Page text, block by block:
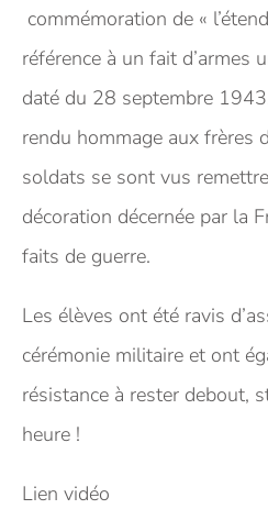
commémoration de «
référence à un fait d’armes
daté du 28 septembre
rendu hommage aux frères
soldats se sont vus
décoration décernée par la
faits de guerre.
Les élèves ont été ravis
cérémonie militaire et ont
résistance à rester debout,
heure !
Lien vidéo